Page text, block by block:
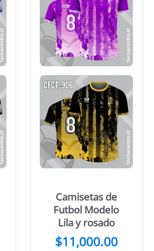
Camisetas de
Futbol Modelo
Lila y rosado
$11,000.00